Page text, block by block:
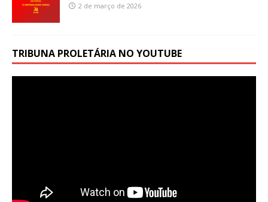
2 de março de 2026
TRIBUNA PROLETÁRIA NO YOUTUBE